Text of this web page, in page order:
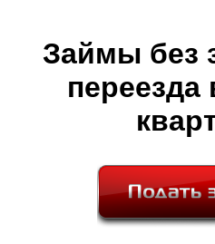
Займы без
переезда